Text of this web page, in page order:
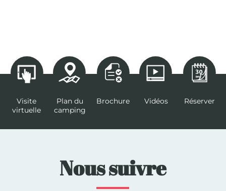
Visite
virtuelle
Plan du
camping
Brochure Vidéos Réserver
Nous suivre